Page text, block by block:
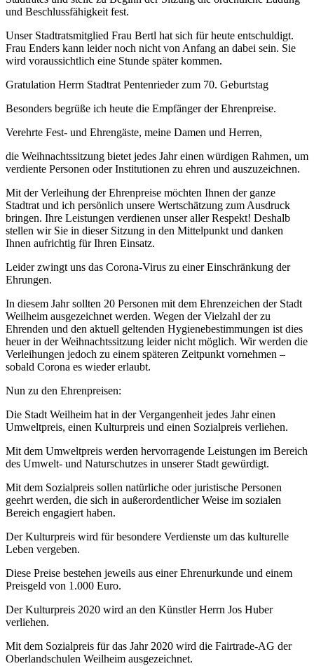
und Beschlussfähigkeit fest.
Unser Stadtratsmitglied Frau Bertl hat sich für heute entschuldigt.
Frau Enders kann leider noch nicht von Anfang an dabei sein. Sie
wird voraussichtlich eine Stunde später kommen.
Gratulation Herrn Stadtrat Pentenrieder zum 70. Geburtstag
Besonders begrüße ich heute die Empfänger der Ehrenpreise.
Verehrte Fest- und Ehrengäste, meine Damen und Herren,
die Weihnachtssitzung bietet jedes Jahr einen würdigen Rahmen, um
verdiente Personen oder Institutionen zu ehren und auszuzeichnen.
Mit der Verleihung der Ehrenpreise möchten Ihnen der ganze
Stadtrat und ich persönlich unsere Wertschätzung zum Ausdruck
bringen. Ihre Leistungen verdienen unser aller Respekt! Deshalb
stellen wir Sie in dieser Sitzung in den Mittelpunkt und danken
Ihnen aufrichtig für Ihren Einsatz.
Leider zwingt uns das Corona-Virus zu einer Einschränkung der
Ehrungen.
In diesem Jahr sollten 20 Personen mit dem Ehrenzeichen der Stadt
Weilheim ausgezeichnet werden. Wegen der Vielzahl der zu
Ehrenden und den aktuell geltenden Hygienebestimmungen ist dies
heuer in der Weihnachtssitzung leider nicht möglich. Wir werden die
Verleihungen jedoch zu einem späteren Zeitpunkt vornehmen –
sobald Corona es wieder erlaubt.
Nun zu den Ehrenpreisen:
Die Stadt Weilheim hat in der Vergangenheit jedes Jahr einen
Umweltpreis, einen Kulturpreis und einen Sozialpreis verliehen.
Mit dem Umweltpreis werden hervorragende Leistungen im Bereich
des Umwelt- und Naturschutzes in unserer Stadt gewürdigt.
Mit dem Sozialpreis sollen natürliche oder juristische Personen
geehrt werden, die sich in außerordentlicher Weise im sozialen
Bereich engagiert haben.
Der Kulturpreis wird für besondere Verdienste um das kulturelle
Leben vergeben.
Diese Preise bestehen jeweils aus einer Ehrenurkunde und einem
Preisgeld von 1.000 Euro.
Der Kulturpreis 2020 wird an den Künstler Herrn Jos Huber
verliehen.
Mit dem Sozialpreis für das Jahr 2020 wird die Fairtrade-AG der
Oberlandschulen Weilheim ausgezeichnet.